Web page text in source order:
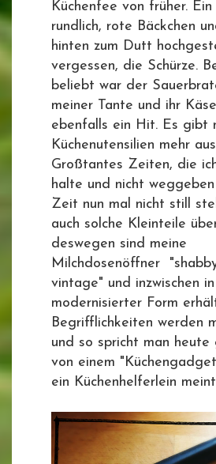
Küchenfee von früher. Ein
rundlich, rote Bäckchen
hinten zum Dutt
vergessen, die Schürze.
beliebt war der
meiner Tante und ihr
ebenfalls ein Hit. Es gibt
Küchenutensilien mehr
Großtantes Zeiten, die
halte und nicht
Zeit nun mal nicht still
auch solche Kleinteile
deswegen sind meine
Milchdosenöffner
vintage" und inzwischen in
modernisierter Form
Begrifflichkeiten werden
und so spricht man heute
von einem
ein Küchenhelferlein